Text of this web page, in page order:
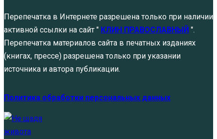
Перепечатка в Интернете разрешена только при наличии
активной ссылки на сайт " КЛИН ПРАВОСЛАВНЫЙ ".
Перепечатка материалов сайта в печатных изданиях
(книгах, прессе) разрешена только при указании
источника и автора публикации.
Политика обработки персональных данных